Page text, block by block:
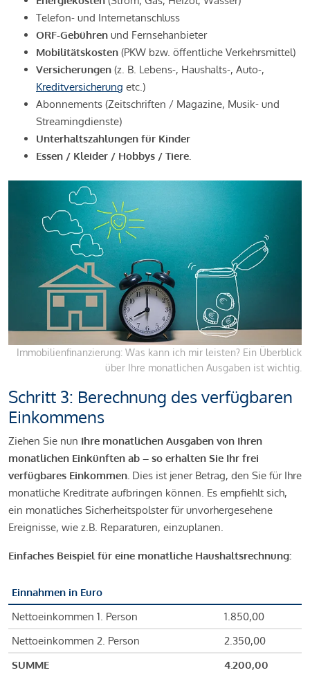
Telefon- und Internetanschluss
ORF-Gebühren und Fernsehanbieter
Mobilitätskosten (PKW bzw. öffentliche Verkehrsmittel)
Versicherungen (z. B. Lebens-, Haushalts-, Auto-,
Kreditversicherung etc.)
Abonnements (Zeitschriften / Magazine, Musik- und
Streamingdienste)
Unterhaltszahlungen für Kinder
Essen / Kleider / Hobbys / Tiere.
Immobilienfinanzierung: Was kann ich mir leisten? Ein Überblick
über Ihre monatlichen Ausgaben ist wichtig.
Schritt 3: Berechnung des verfügbaren
Einkommens
Ziehen Sie nun Ihre monatlichen Ausgaben von Ihren
monatlichen Einkünften ab – so erhalten Sie Ihr frei
verfügbares Einkommen. Dies ist jener Betrag, den Sie für Ihre
monatliche Kreditrate aufbringen können. Es empfiehlt sich,
ein monatliches Sicherheitspolster für unvorhergesehene
Ereignisse, wie z.B. Reparaturen, einzuplanen.
Einfaches Beispiel für eine monatliche Haushaltsrechnung:
Einnahmen in Euro
Nettoeinkommen 1. Person
1.850,00
Nettoeinkommen 2. Person
2.350,00
SUMME
4.200,00